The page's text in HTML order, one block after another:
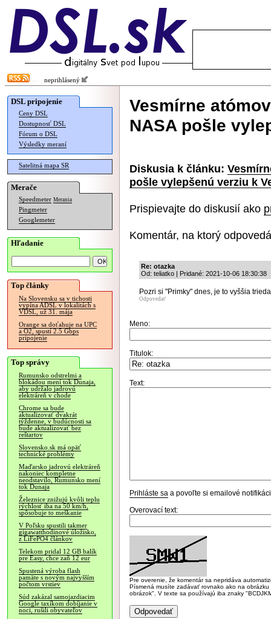
neprihlásený
DSL pripojenie
Ceny DSL
Dostupnosť DSL
Fórum o DSL
Výsledky meraní
Satelitná mapa SR
Merače
Speedmeter Merania
Pingmeter
Googlemeter
Hľadanie
Top články
Na Slovensku sa v tichosti
vypína ADSL v lokalitách s
VDSL, už 31. mája
Orange sa doťahuje na UPC
a O2, spustí 2.5 Gbps
pripojenie
Top správy
Rumunsko odstrelmi a
blokádou mení tok Dunaja,
aby udržalo jadrovú
elektráreň v chode
Chrome sa bude
aktualizovať dvakrát
týždenne, v budúcnosti sa
bude aktualizovať bez
reštartov
Slovensko.sk má opäť
technické problémy
Maďarsko jadrovú elektráreň
nakoniec kompletne
neodstavilo, Rumunsko mení
tok Dunaja
Železnice znižujú kvôli teplu
rýchlosť iba na 50 km/h,
spôsobuje to meškanie
V Poľsku spustili takmer
gigawatthodinové úložisko,
z LiFePO4 článkov
Telekom pridal 12 GB balík
pre Easy, chce zaň 12 eur
Spustená výroba flash
pamäte s novým najvyšším
počtom vrstiev
Súd zakázal samojazdiacim
Google taxíkom dobíjanie v
noci, rušili obyvateľov
Vesmírne
NASA pošle
Diskusia k článku:
pošle vylepšenú verziu k
Prispievajte do diskusií ako
Komentár, na ktorý
Re: otazka
Od: teliatko | Pridané: 2021-10-06 18:30:38
Pozri si "Primky" dnes, je to vyššia
Odpovedať
Meno:
Titulok:
Text:
Prihláste sa a povoľte si emailové
Overovací text:
Pre overenie, že komentár sa nepridáva
Písmená musíte zadávať rovnako ako na
obrázok". V texte sa používajú iba znaky